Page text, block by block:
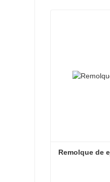
Remolque de